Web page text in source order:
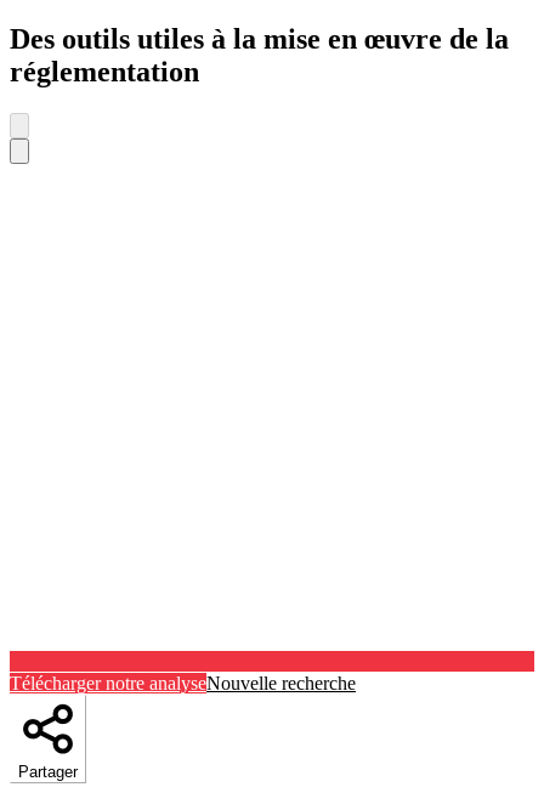
Des outils utiles à la mise en œuvre de la
réglementation
Télécharger notre analyseNouvelle recherche
Partager